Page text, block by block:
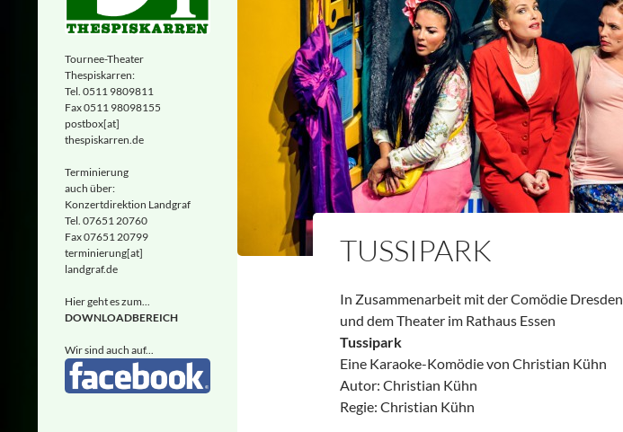
TUSSIPARK
In Zusammenarbeit mit der Comödie Dresden
und dem Theater im Rathaus Essen
Tussipark
Eine Karaoke-Komödie von Christian Kühn
Autor: Christian Kühn
Regie: Christian Kühn
Tournee-Theater
Thespiskarren:
Tel. 0511 9809811
Fax 0511 98098155
postbox[at]
thespiskarren.de
Terminierung
auch über:
Konzertdirektion Landgraf
Tel. 07651 20760
Fax 07651 20799
terminierung[at]
landgraf.de
Hier geht es zum...
DOWNLOADBEREICH
Wir sind auch auf...